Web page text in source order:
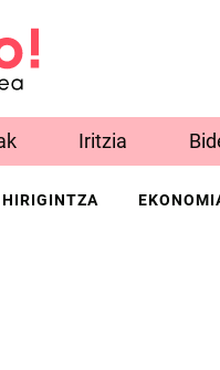
Iritzia
HIRIGINTZA